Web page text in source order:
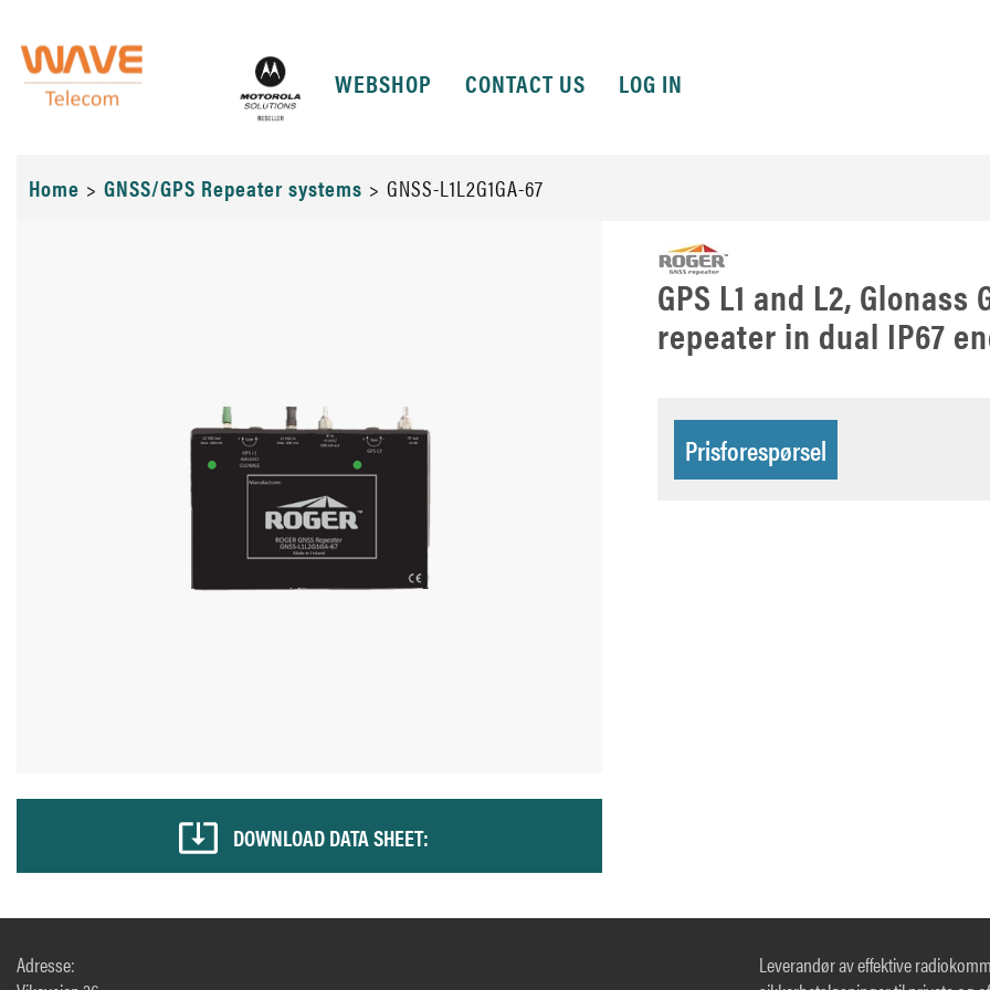
WEBSHOP CONTACT US LOG IN
Home > GNSS/GPS Repeater systems > GNSS-L1L2G1GA-67
DOWNLOAD DATA SHEET:
GPS L1 and L2, Glonass
repeater in dual IP67
Prisforespørsel
Adresse:
Leverandør av effektive